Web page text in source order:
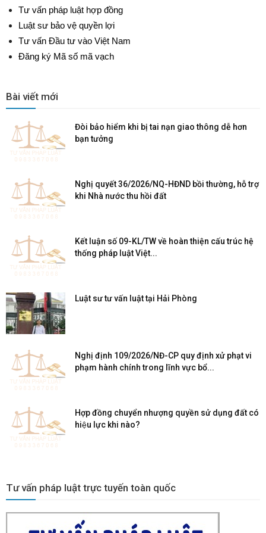
Tư vấn pháp luật hợp đồng
Luật sư bảo vệ quyền lợi
Tư vấn Đầu tư vào Việt Nam
Đăng ký Mã số mã vạch
Bài viết mới
Đòi bảo hiểm khi bị tai nạn giao thông dễ hơn
bạn tưởng
Nghị quyết 36/2026/NQ-HĐND bồi thường, hỗ trợ
khi Nhà nước thu hồi đất
Kết luận số 09-KL/TW về hoàn thiện cấu trúc hệ
thống pháp luật Việt...
Luật sư tư vấn luật tại Hải Phòng
Nghị định 109/2026/NĐ-CP quy định xử phạt vi
phạm hành chính trong lĩnh vực bổ...
Hợp đồng chuyển nhượng quyền sử dụng đất có
hiệu lực khi nào?
Tư vấn pháp luật trực tuyến toàn quốc